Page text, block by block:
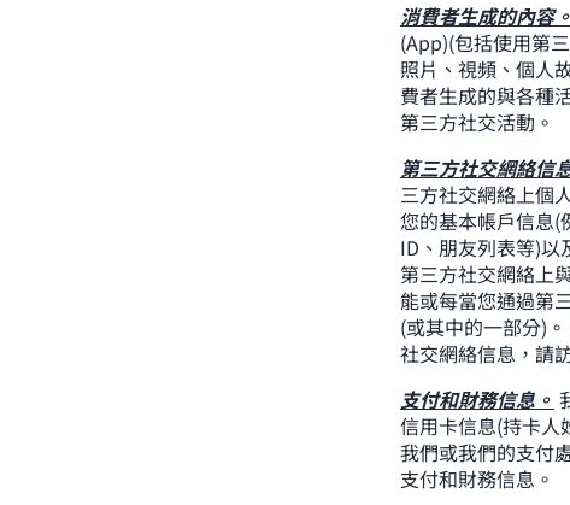
消費者生成的內容。
(App)(包括使用第
照片、視頻、個人
費者生成的與各種
第三方社交活動。
第三方社交網絡信
三方社交網絡上個
您的基本帳戶信息(
ID、朋友列表等)以
第三方社交網絡上
能或每當您通過第
(或其中的一部分)
社交網絡信息，請
支付和財務信息。
信用卡信息(持卡人
我們或我們的支付
支付和財務信息。